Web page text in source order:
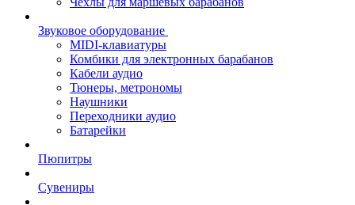
Звуковое оборудование
MIDI-клавиатуры
Комбики для электронных барабанов
Кабели аудио
Тюнеры, метрономы
Наушники
Переходники аудио
Батарейки
Пюпитры
Сувениры